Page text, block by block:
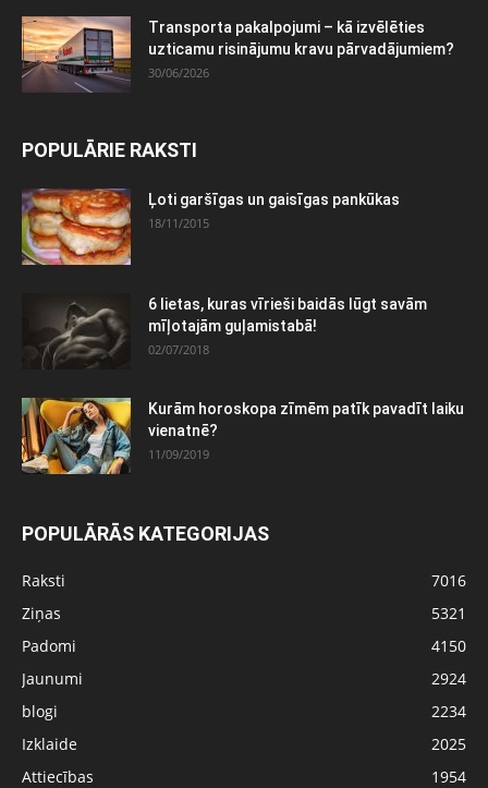
Transporta pakalpojumi – kā izvēlēties
uzticamu risinājumu kravu pārvadājumiem?
30/06/2026
POPULĀRIE RAKSTI
Ļoti garšīgas un gaisīgas pankūkas
18/11/2015
6 lietas, kuras vīrieši baidās lūgt savām
mīļotajām guļamistabā!
02/07/2018
Kurām horoskopa zīmēm patīk pavadīt laiku
vienatnē?
11/09/2019
POPULĀRĀS KATEGORIJAS
Raksti
7016
Ziņas
5321
Padomi
4150
Jaunumi
2924
blogi
2234
Izklaide
2025
Attiecības
1954